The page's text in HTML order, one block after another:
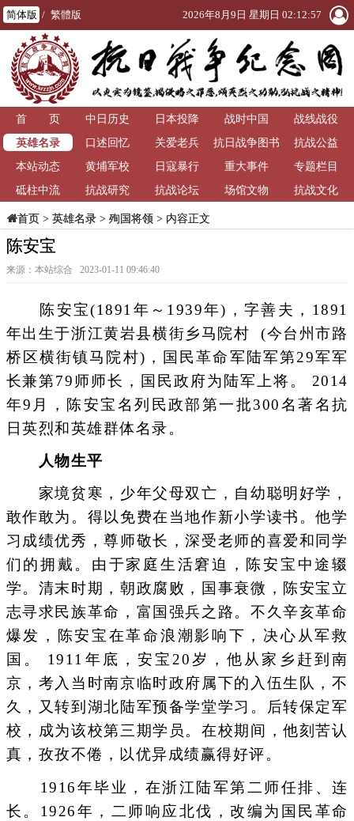
简体版 / 繁體版 2026年8月9日 星期日 02:12:59
首 页 中日历史 日本投降 战时中国
战线战役
英雄名录
口述回忆 关爱老兵
抗日战争图书
馆
抗战公益
本站动态
黄埔军校 日寇暴行 重大事件
专题栏目
砥柱中流
抗战研究 抗战论坛 场馆文物 抗战文化
首页> 英雄名录> 殉国将领> 内容正文
陈安宝
来源：本站综合 2023-01-11 09:46:40
陈安宝(1891年～1939年)，字善夫，1891
年出生于浙江黄岩县横街乡马院村 (今台州市路
桥区横街镇马院村)，国民革命军陆军第29军军
长兼第79师师长，国民政府为陆军上将。 2014
年9月，陈安宝名列民政部第一批300名著名抗
日英烈和英雄群体名录。
人物生平
家境贫寒，少年父母双亡，自幼聪明好学，
敢作敢为。得以免费在当地作新小学读书。他学
习成绩优秀，尊师敬长，深受老师的喜爱和同学
们的拥戴。由于家庭生活窘迫，陈安宝中途辍
学。清末时期，朝政腐败，国事衰微，陈安宝立
志寻求民族革命，富国强兵之路。不久辛亥革命
爆发，陈安宝在革命浪潮影响下，决心从军救
国。 1911年底，安宝20岁，他从家乡赶到南
京，考入当时南京临时政府属下的入伍生队，不
久，又转到湖北陆军预备学堂学习。后转保定军
校，成为该校第三期学员。在校期间，他刻苦认
真，孜孜不倦，以优异成绩赢得好评。
1916年毕业，在浙江陆军第二师任排、连
长。1926年，二师响应北伐，改编为国民革命